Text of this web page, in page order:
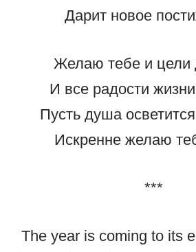
Дарит новое
Желаю тебе и цели
И все радости
Пусть душа
Искренне желаю
***
The year is coming to its